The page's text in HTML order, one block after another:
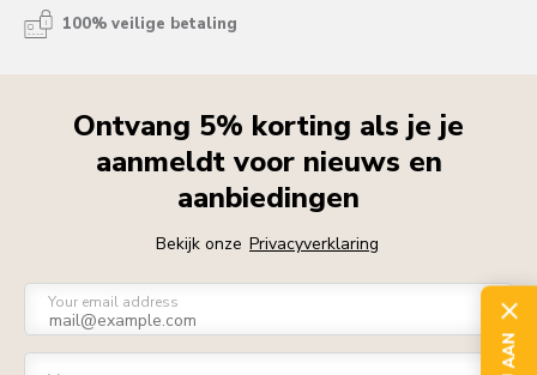
100% veilige betaling
Ontvang 5% korting als je je
aanmeldt voor nieuws en
aanbiedingen
Bekijk onze Privacyverklaring
Your email address